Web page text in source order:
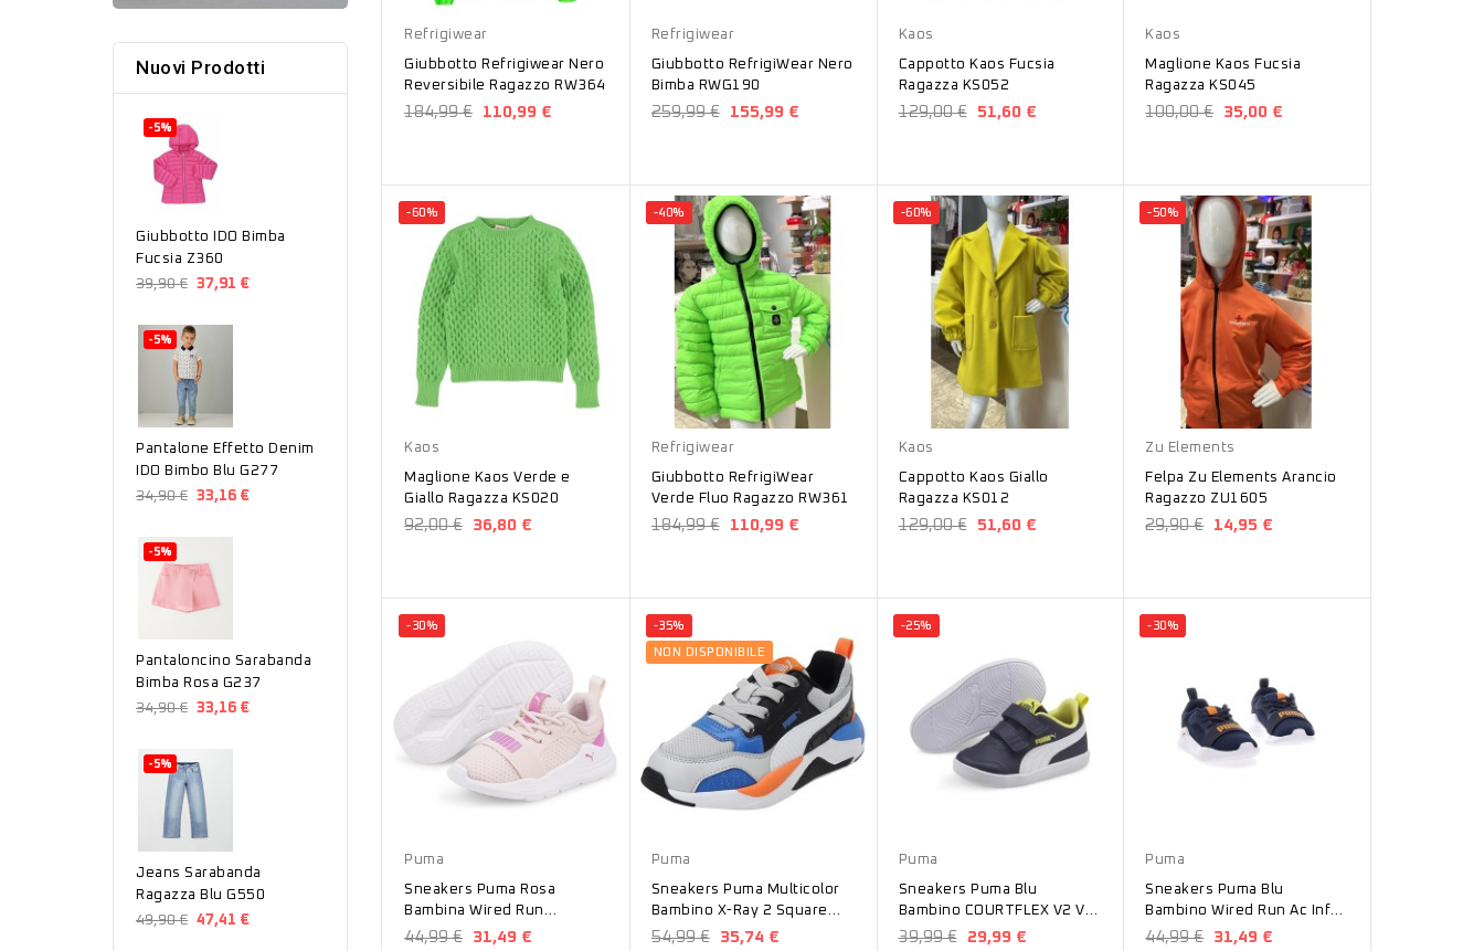
Nuovi Prodotti
Giubbotto IDO Bimba
Fucsia Z360
39,90 €
-5%
37,91 €
Pantalone Effetto Denim
IDO Bimbo Blu G277
34,90 €
-5%
33,16 €
Pantaloncino Sarabanda
Bimba Rosa G237
34,90 €
-5%
33,16 €
Jeans Sarabanda
Ragazza Blu G550
49,90 €
-5%
47,41 €
Refrigiwear
Giubbotto Refrigiwear Nero
Reversibile Ragazzo RW364
184,99 € 110,99 €
Refrigiwear
Giubbotto RefrigiWear Nero
Bimba RWG190
259,99 € 155,99 €
Kaos
Cappotto Kaos Fucsia
Ragazza KS052
129,00 € 51,60 €
Kaos
Maglione Kaos Fucsia
Ragazza KS045
100,00 € 35,00 €
-60%
Kaos
Maglione Kaos Verde e
Giallo Ragazza KS020
92,00 € 36,80 €
-40%
Refrigiwear
Giubbotto RefrigiWear
Verde Fluo Ragazzo RW361
184,99 € 110,99 €
Giallo
-60%
Kaos
Cappotto Kaos Giallo
Ragazza KS012
129,00 € 51,60 €
Mandarino
-50%
Zu Elements
Felpa Zu Elements Arancio
Ragazzo ZU1605
29,90 € 14,95 €
-30%
Puma
Sneakers Puma Rosa
Bambina Wired Run
3742178
44,99 € 31,49 €
-35%
NON DISPONIBILE
Puma
Sneakers Puma Multicolor
Bambino X-Ray 2 Square
38087602
54,99 € 35,74 €
-25%
Puma
Sneakers Puma Blu
Bambino COURTFLEX V2 V
INF 37154422
39,99 € 29,99 €
-30%
Puma
Sneakers Puma Blu
Bambino Wired Run Ac Inf
37421717
44,99 € 31,49 €